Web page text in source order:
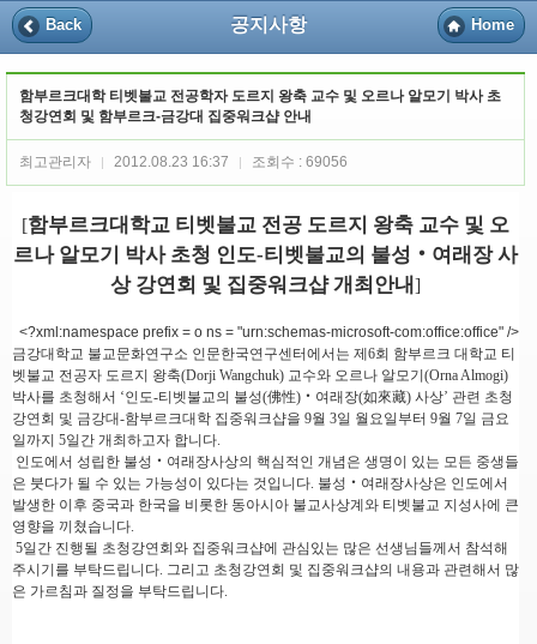
Back 공지사항 Home
함부르크대학 티벳불교 전공학자 도르지 왕축 교수 및 오르나 알모기 박사 초
청강연회 및 함부르크-금강대 집중워크샵 안내
최고관리자 2012.08.23 16:37 조회수 : 69056
[함부르크대학교 티벳불교 전공 도르지 왕축 교수 및 오
르나 알모기 박사 초청 인도-티벳불교의 불성‧여래장 사
상 강연회 및 집중워크샵 개최안내]
<?xml:namespace prefix = o ns = "urn:schemas-microsoft-com:office:office" />
금강대학교 불교문화연구소 인문한국연구센터에서는 제6회 함부르크 대학교 티
벳불교 전공자 도르지 왕축(Dorji Wangchuk) 교수와 오르나 알모기(Orna Almogi)
박사를 초청해서 ‘인도-티벳불교의 불성(佛性)‧여래장(如來藏) 사상’ 관련 초청
강연회 및 금강대-함부르크대학 집중워크샵을 9월 3일 월요일부터 9월 7일 금요
일까지 5일간 개최하고자 합니다.
인도에서 성립한 불성‧여래장사상의 핵심적인 개념은 생명이 있는 모든 중생들
은 붓다가 될 수 있는 가능성이 있다는 것입니다. 불성‧여래장사상은 인도에서
발생한 이후 중국과 한국을 비롯한 동아시아 불교사상계와 티벳불교 지성사에 큰
영향을 끼쳤습니다.
5일간 진행될 초청강연회와 집중워크샵에 관심있는 많은 선생님들께서 참석해
주시기를 부탁드립니다. 그리고 초청강연회 및 집중워크샵의 내용과 관련해서 많
은 가르침과 질정을 부탁드립니다.